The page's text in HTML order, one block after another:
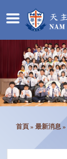
首頁 » 最新消息 »